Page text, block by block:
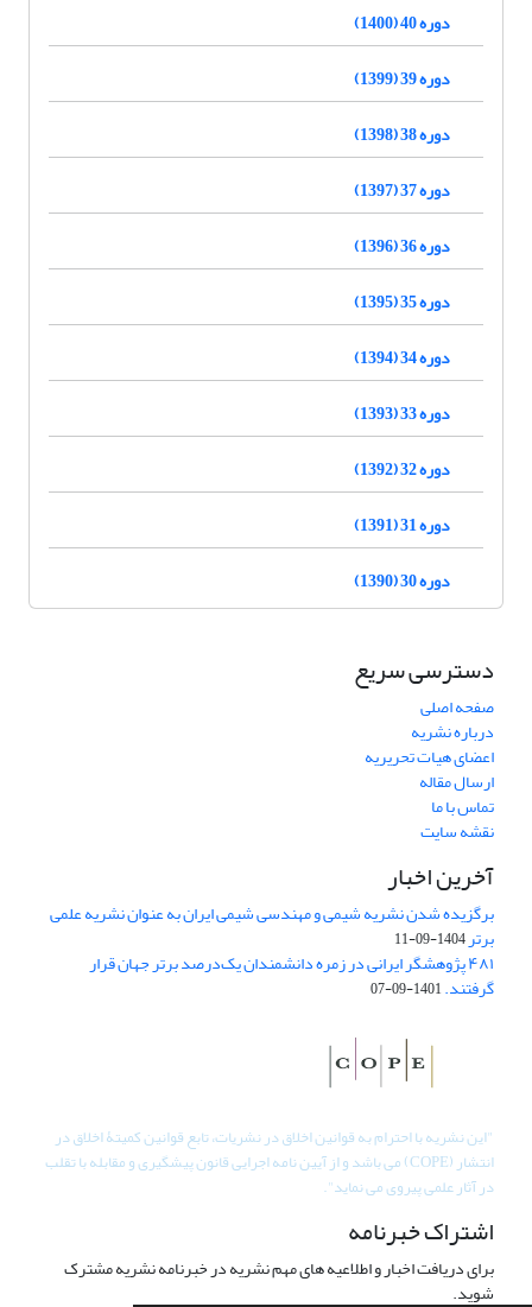
دوره 40 (1400)
دوره 39 (1399)
دوره 38 (1398)
دوره 37 (1397)
دوره 36 (1396)
دوره 35 (1395)
دوره 34 (1394)
دوره 33 (1393)
دوره 32 (1392)
دوره 31 (1391)
دوره 30 (1390)
دسترسی سریع
صفحه اصلی
درباره نشریه
اعضای هیات تحریریه
ارسال مقاله
تماس با ما
نقشه سایت
آخرین اخبار
برگزیده شدن نشریه شیمی و مهندسی شیمی ایران به عنوان نشریه علمی
برتر1404-09-11
۴۸۱ پژوهشگر ایرانی در زمره دانشمندان یک‌درصد برتر جهان قرار
گرفتند.1401-09-07
"این نشریه با احترام به قوانین اخلاق در نشریات، تابع قوانین کمیتۀ اخلاق در
انتشار (COPE) می باشد و از آیین نامه اجرایی قانون پیشگیری و مقابله با تقلب
در آثار علمی پیروی می نماید".
اشتراک خبرنامه
برای دریافت اخبار و اطلاعیه های مهم نشریه در خبرنامه نشریه مشترک
شوید.